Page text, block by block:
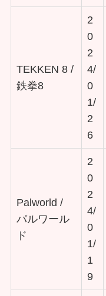
TEKKEN 8 /
鉄拳8
2
0
2
4/
0
1/
2
6
Palworld /
パルワール
ド
2
0
2
4/
0
1/
1
9